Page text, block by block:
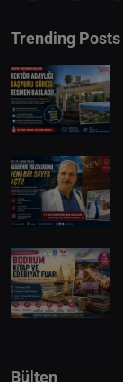
Trending Posts
Bülten